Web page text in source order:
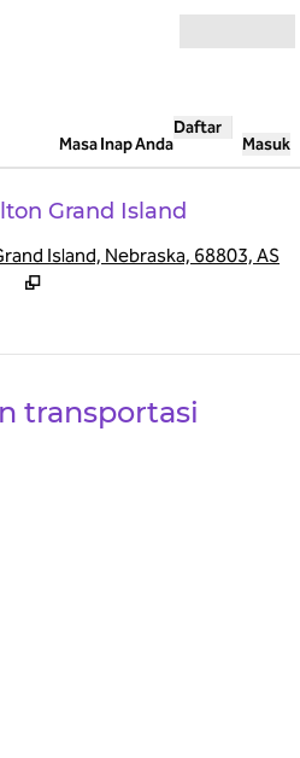
Masa Inap Anda
Daftar
Masuk
Grand Island
Island, Nebraska, 68803, AS
transportasi